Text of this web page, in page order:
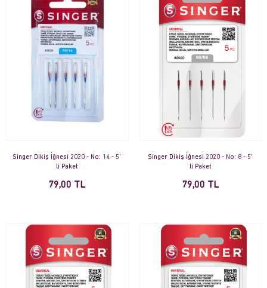
Singer Dikiş İğnesi 2020 - No: 14 - 5'
li Paket
79,00 TL
Singer Dikiş İğnesi 2020 - No: 8 - 5'
li Paket
79,00 TL